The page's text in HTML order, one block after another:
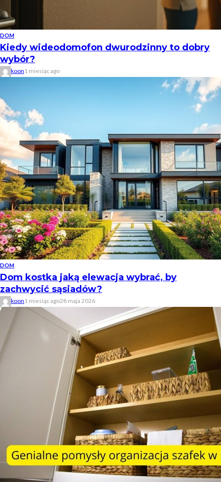
DOM
Kiedy wideodomofon dwurodzinny to dobry
wybór?
koon 1 miesiąc ago
DOM
Dom kostka jaką elewacja wybrać, by
zachwycić sąsiadów?
koon 1 miesiąc ago28 maja 2026